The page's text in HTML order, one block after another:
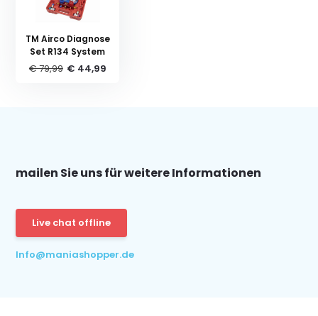
TM Airco Diagnose
Set R134 System
€ 79,99 € 44,99
mailen Sie uns für weitere Informationen
Live chat offline
Info@maniashopper.de